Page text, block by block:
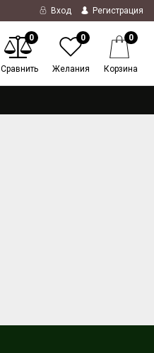
Вход Регистрация
0
Сравнить
0
Желания
0
Корзина